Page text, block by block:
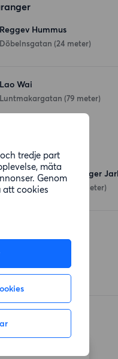
tredje part
mäta
Genom
cookies
Reggev Hummus
Döbelnsgatan (24 meter)
Lao Wai
Luntmakargatan (79 meter)
Hemköp Stockholm Birger Jarl
Birger Jarlsgatan (202 meter)
Sveavägen(213 meter)